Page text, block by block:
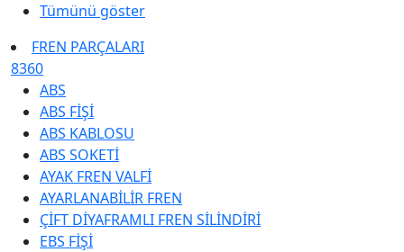
Tümünü göster
FREN PARÇALARI
8360
ABS
ABS FİŞİ
ABS KABLOSU
ABS SOKETİ
AYAK FREN VALFİ
AYARLANABİLİR FREN
ÇİFT DİYAFRAMLI FREN SİLİNDİRİ
EBS FİŞİ